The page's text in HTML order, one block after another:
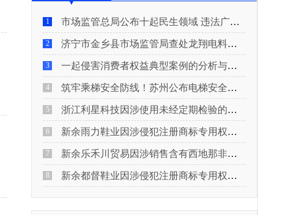
1 市场监管总局公布十起民生领域 违法广告典型案例
2 济宁市金乡县市场监管局查处龙翔电料批发部非法销售电线电缆案
3 一起侵害消费者权益典型案例的分析与启示
4 筑牢乘梯安全防线！苏州公布电梯安全领域典型案例
5 浙江利星科技因涉使用未经定期检验的压力管道被查
6 新余雨力鞋业因涉侵犯注册商标专用权被查
7 新余乐禾川贸易因涉销售含有西地那非的保健食品被查
8 新余都督鞋业因涉侵犯注册商标专用权被查